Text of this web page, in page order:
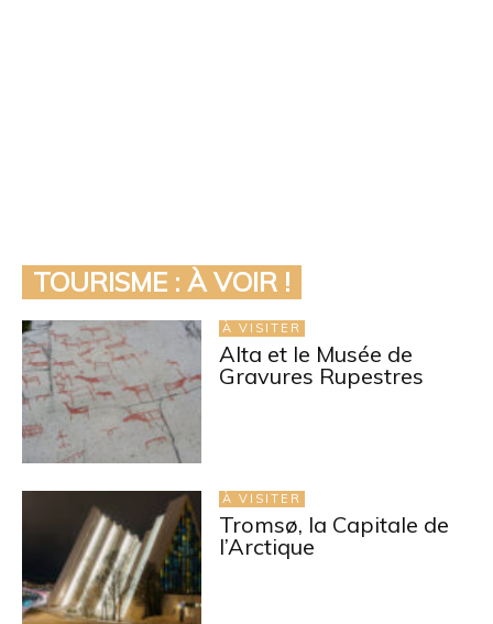
TOURISME : À VOIR !
À VISITER
Alta et le Musée de
Gravures Rupestres
À VISITER
Tromsø, la Capitale de
l’Arctique